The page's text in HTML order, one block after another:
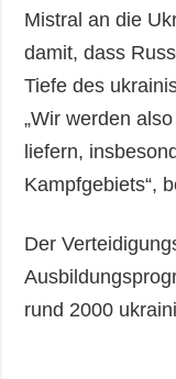
Mistral an die
damit, dass
Tiefe des
„Wir werden
liefern,
Kampfgebiets“,
Der
rund 2000